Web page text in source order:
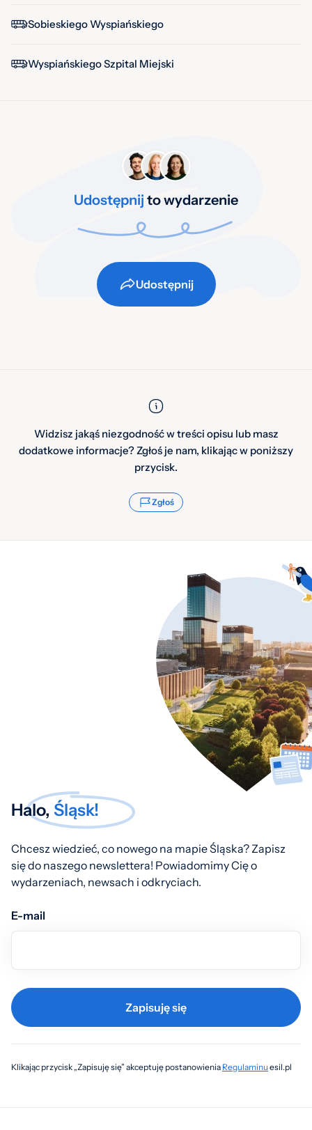
Sobieskiego Wyspiańskiego
Wyspiańskiego Szpital Miejski
Udostępnij to wydarzenie
Udostępnij
Widzisz jakąś niezgodność w treści opisu lub masz
dodatkowe informacje? Zgłoś je nam, klikając w poniższy
przycisk.
Zgłoś
Halo, Śląsk!
Chcesz wiedzieć, co nowego na mapie Śląska? Zapisz
się do naszego newslettera! Powiadomimy Cię o
wydarzeniach, newsach i odkryciach.
E-mail
Zapisuję się
Klikając przycisk „Zapisuję się” akceptuję postanowienia Regulaminuesil.pl